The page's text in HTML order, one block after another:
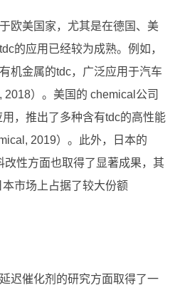
欧美国家，尤其是在德国、美
的应用已经较为成熟。例如，
机金属的tdc，广泛应用于汽车
）。美国的 chemical公司
，推出了多种含有tdc的高性能
2019）。此外，日本的
性方面也取得了显著成果，其
市场上占据了较大份额
迟催化剂的研究方面取得了一